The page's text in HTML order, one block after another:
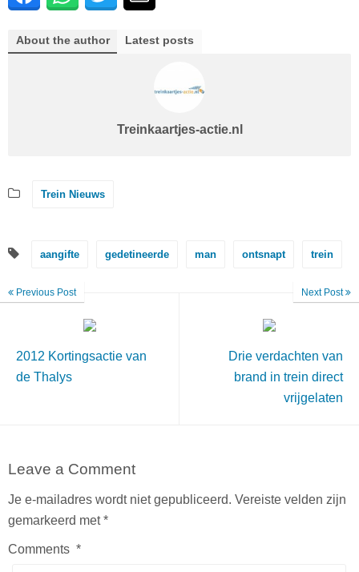
About the author Latest posts
Treinkaartjes-actie.nl
Trein Nieuws
aangifte gedetineerde man ontsnapt trein
Previous Post
2012 Kortingsactie van
de Thalys
Next Post
Drie verdachten van
brand in trein direct
vrijgelaten
Leave a Comment
Je e-mailadres wordt niet gepubliceerd. Vereiste velden zijn
gemarkeerd met*
Comments *